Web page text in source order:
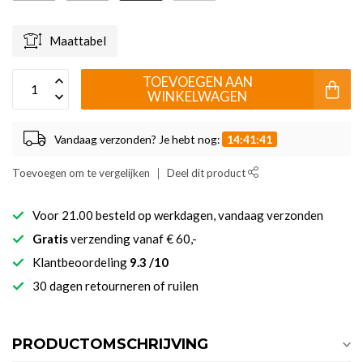
Maattabel
TOEVOEGEN AAN
WINKELWAGEN
Vandaag verzonden? Je hebt nog: 14:41:40
Toevoegen om te vergelijken Deel dit product
Voor 21.00 besteld op werkdagen, vandaag verzonden
Gratisverzending vanaf € 60,-
Klantbeoordeling 9.3 /10
30 dagen retourneren of ruilen
PRODUCTOMSCHRIJVING